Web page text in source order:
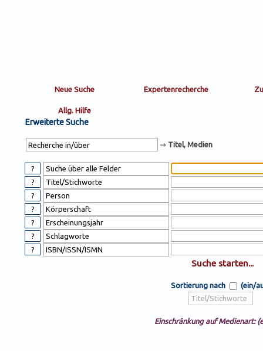
Erweiterte Suche
⇒ Titel, Medien
Sortierung nach (ein/
Einschränkung auf Medienart: